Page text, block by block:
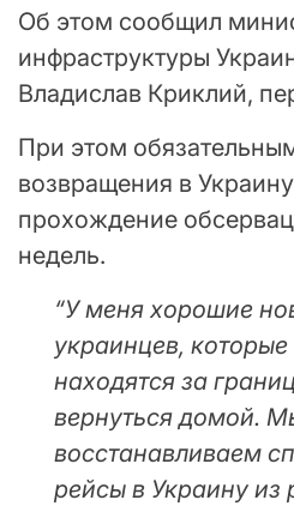
Об этом сообщил
инфраструктуры
Владислав Криклий,
При этом
возвращения в
прохождение
недель.
“У меня хорошие
украинцев, которые
находятся за
вернуться домой.
восстанавливаем
рейсы в Украину из